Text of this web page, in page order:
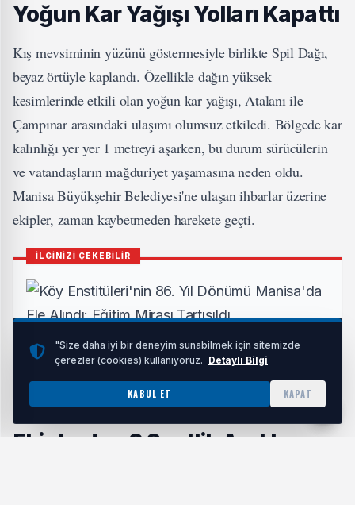
Yoğun Kar Yağışı Yolları Kapattı
Kış mevsiminin yüzünü göstermesiyle birlikte Spil Dağı,
beyaz örtüyle kaplandı. Özellikle dağın yüksek
kesimlerinde etkili olan yoğun kar yağışı, Atalanı ile
Çampınar arasındaki ulaşımı olumsuz etkiledi. Bölgede kar
kalınlığı yer yer 1 metreyi aşarken, bu durum sürücülerin
ve vatandaşların mağduriyet yaşamasına neden oldu.
Manisa Büyükşehir Belediyesi'ne ulaşan ihbarlar üzerine
ekipler, zaman kaybetmeden harekete geçti.
İLGİNİZİ ÇEKEBİLİR
Köy Enstitüleri'nin 86. Yıl Dönümü Manisa'da Ele
Alındı: Eğitim Mirası Tartışıldı
Ekiplerden 8 Saatlik Aralıksız
"Size daha iyi bir deneyim sunabilmek için sitemizde
çerezler (cookies) kullanıyoruz. Detaylı Bilgi
KABUL ET KAPAT